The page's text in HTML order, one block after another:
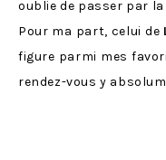
oublie de passer par
Pour ma part, celui de
figure parmi mes
rendez-vous y